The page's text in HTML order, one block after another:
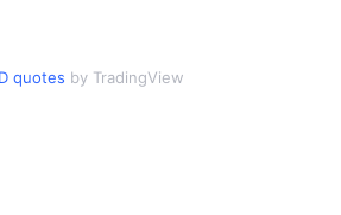
quotes by TradingView